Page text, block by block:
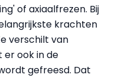
of axiaalfrezen. Bij
krachten
verschilt van
er ook in de
gefreesd. Dat